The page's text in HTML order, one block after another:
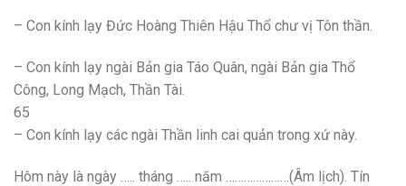
– Con kính lạy Đức Hoàng Thiên Hậu Thổ chư vị Tôn thần.
– Con kính lạy ngài Bản gia Táo Quân, ngài Bản gia Thổ
Công, Long Mạch, Thần Tài.
65
– Con kính lạy các ngài Thần linh cai quản trong xứ này.
Hôm này là ngày ….. tháng ….. năm …………………(Âm lịch). Tín